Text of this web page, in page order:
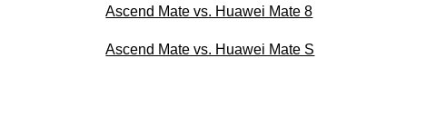
Ascend Mate vs. Huawei Mate 8
Ascend Mate vs. Huawei Mate S